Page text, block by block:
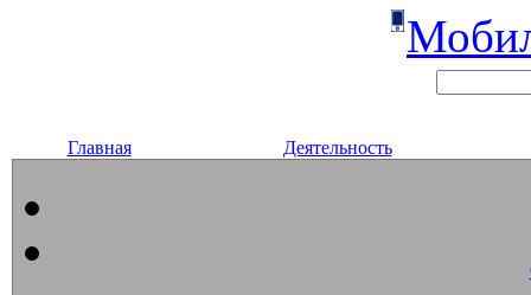
Главная Деятельность